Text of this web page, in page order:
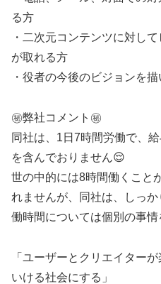
る方
・二次元コンテンツに対し
が取れる方
・役者の今後のビジョンを
㊙️弊社コメント㊙️
同社は、1日7時間労働で、
を含んでおりません😌
世の中的には8時間働くこと
れませんが、同社は、しっ
働時間については個別の事
「ユーザーとクリエイター
いける社会にする」